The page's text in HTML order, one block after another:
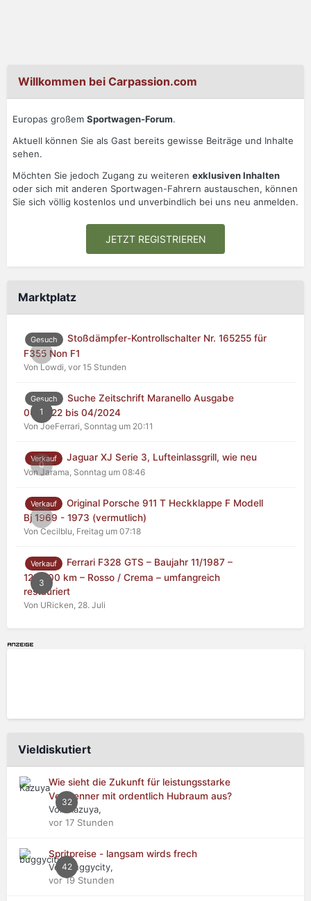
Willkommen bei Carpassion.com
Europas großem Sportwagen-Forum.
Aktuell können Sie als Gast bereits gewisse Beiträge und Inhalte
sehen.
Möchten Sie jedoch Zugang zu weiteren exklusiven Inhalten
oder sich mit anderen Sportwagen-Fahrern austauschen, können
Sie sich völlig kostenlos und unverbindlich bei uns neu anmelden.
JETZT REGISTRIEREN
Marktplatz
0
Gesuch
Stoßdämpfer-Kontrollschalter Nr. 165255 für
F355 Non F1
Von Lowdi, vor 15 Stunden
1
Gesuch
Suche Zeitschrift Maranello Ausgabe
04/2022 bis 04/2024
Von JoeFerrari, Sonntag um 20:11
0
Verkauf Jaguar XJ Serie 3, Lufteinlassgrill, wie neu
Von Jarama, Sonntag um 08:46
0
Verkauf
Original Porsche 911 T Heckklappe F Modell
Bj 1969 - 1973 (vermutlich)
Von Cecilblu, Freitag um 07:18
3
Verkauf
Ferrari F328 GTS – Baujahr 11/1987 –
125.000 km – Rosso / Crema – umfangreich
restauriert
Von URicken, 28. Juli
Vieldiskutiert
32
Wie sieht die Zukunft für leistungsstarke
Verbrenner mit ordentlich Hubraum aus?
Von Kazuya,
vor 17 Stunden
42
Spritpreise - langsam wirds frech
Von buggycity,
vor 19 Stunden